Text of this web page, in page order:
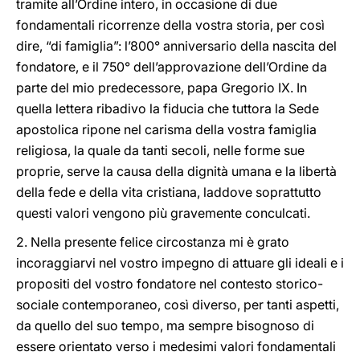
tramite all’Ordine intero, in occasione di due
fondamentali ricorrenze della vostra storia, per così
dire, “di famiglia”: l’800° anniversario della nascita del
fondatore, e il 750° dell’approvazione dell’Ordine da
parte del mio predecessore, papa Gregorio IX. In
quella lettera ribadivo la fiducia che tuttora la Sede
apostolica ripone nel carisma della vostra famiglia
religiosa, la quale da tanti secoli, nelle forme sue
proprie, serve la causa della dignità umana e la libertà
della fede e della vita cristiana, laddove soprattutto
questi valori vengono più gravemente conculcati.
2. Nella presente felice circostanza mi è grato
incoraggiarvi nel vostro impegno di attuare gli ideali e i
propositi del vostro fondatore nel contesto storico-
sociale contemporaneo, così diverso, per tanti aspetti,
da quello del suo tempo, ma sempre bisognoso di
essere orientato verso i medesimi valori fondamentali